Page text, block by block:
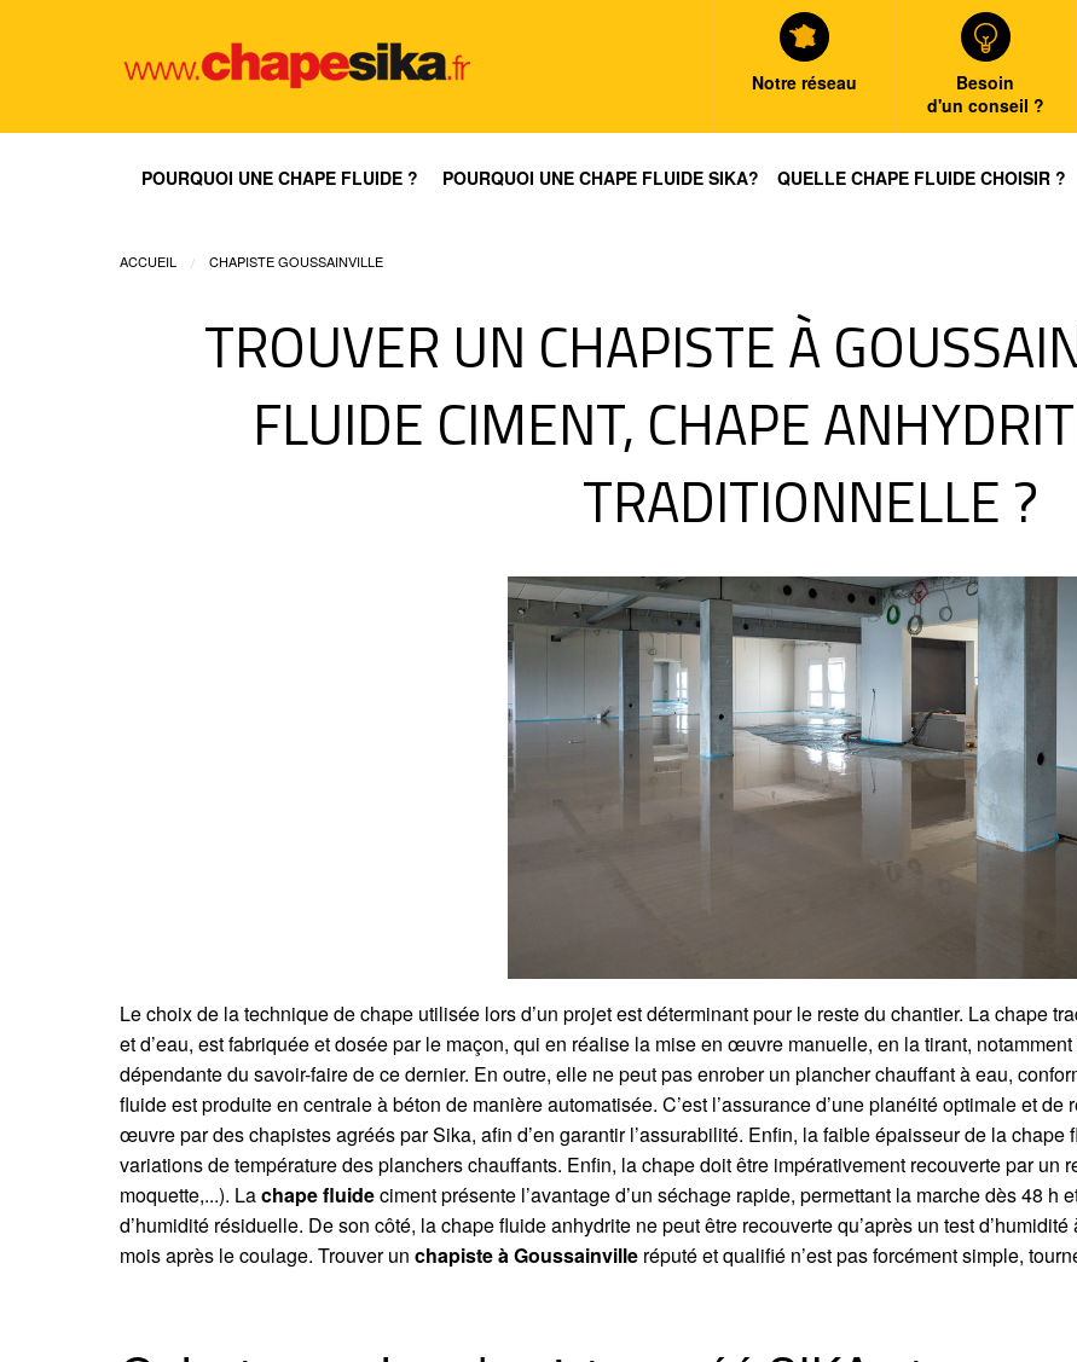
Notre réseau
Besoin
d'un conseil ?
POURQUOI UNE CHAPE FLUIDE ? POURQUOI UNE CHAPE FLUIDE SIKA? QUELLE CHAPE FLUIDE CHOISIR ?
ACCUEIL CHAPISTE GOUSSAINVILLE
TROUVER UN CHAPISTE À
FLUIDE CIMENT, CHAPE
TRADITIONNELLE ?
Le choix de la technique de chape utilisée lors d’un projet est déterminant pour le reste du chantier. La chape
et d’eau, est fabriquée et dosée par le maçon, qui en réalise la mise en œuvre manuelle, en la tirant,
dépendante du savoir-faire de ce dernier. En outre, elle ne peut pas enrober un plancher chauffant à eau,
fluide est produite en centrale à béton de manière automatisée. C’est l’assurance d’une planéité optimale et
œuvre par des chapistes agréés par Sika, afin d’en garantir l’assurabilité. Enfin, la faible épaisseur de la
variations de température des planchers chauffants. Enfin, la chape doit être impérativement recouverte par un
moquette,...). Lachape fluideciment présente l’avantage d’un séchage rapide, permettant la marche dès 48 h
d’humidité résiduelle. De son côté, la chape fluide anhydrite ne peut être recouverte qu’après un test
mois après le coulage. Trouver un chapiste à Goussainville réputé et qualifié n’est pas forcément simple,